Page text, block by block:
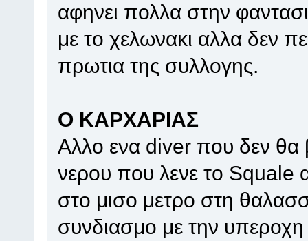
αφηνει πολλα στην
με το χελωνακι αλλα δεν
πρωτια της συλλογης.
Ο ΚΑΡΧΑΡΙΑΣ
Αλλο ενα diver που δεν θα
νερου που λενε το Squale
στο μισο μετρο στη
συνδιασμο με την